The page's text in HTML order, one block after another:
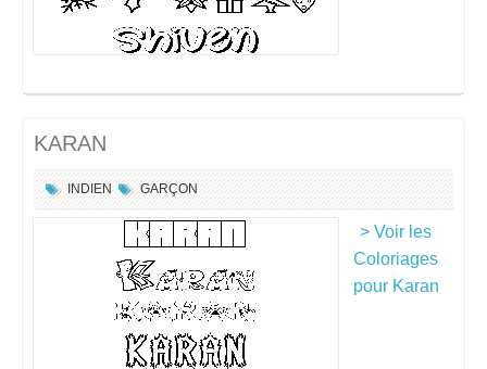
KARAN
INDIEN GARÇON
> Voir les
Coloriages
pour Karan